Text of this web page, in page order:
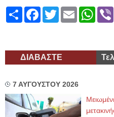
ShareFacebook
TwitterEmail
ΔΙΑΒΑΣΤΕ
7 ΑΥΓΟΥΣΤΟΥ 2026